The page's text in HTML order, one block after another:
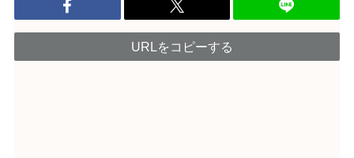
URLをコピーする